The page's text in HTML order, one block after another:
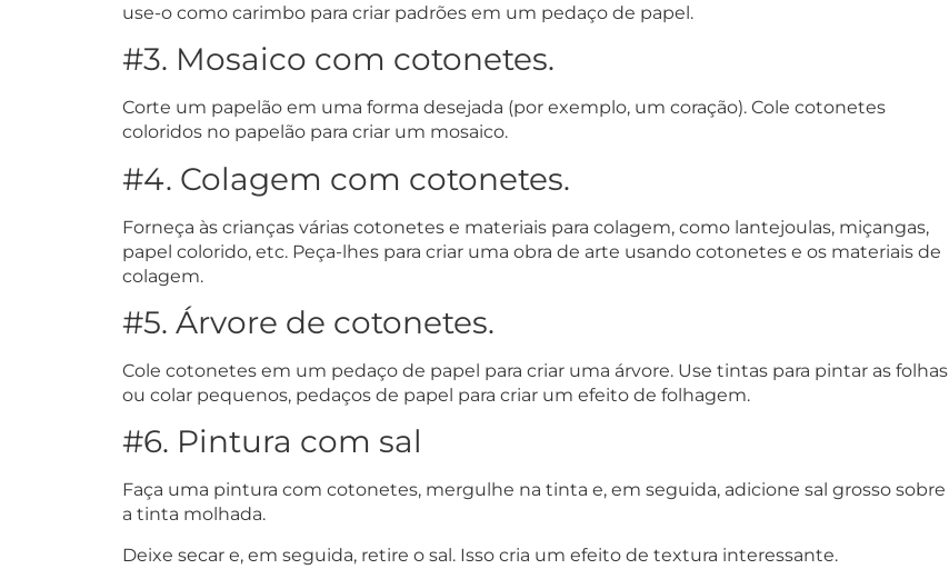
use-o como carimbo para criar padrões em um pedaço de papel.
#3. Mosaico com cotonetes.
Corte um papelão em uma forma desejada (por exemplo, um coração). Cole cotonetes
coloridos no papelão para criar um mosaico.
#4. Colagem com cotonetes.
Forneça às crianças várias cotonetes e materiais para colagem, como lantejoulas, miçangas,
papel colorido, etc. Peça-lhes para criar uma obra de arte usando cotonetes e os materiais de
colagem.
#5. Árvore de cotonetes.
Cole cotonetes em um pedaço de papel para criar uma árvore. Use tintas para pintar as folhas
ou colar pequenos, pedaços de papel para criar um efeito de folhagem.
#6. Pintura com sal
Faça uma pintura com cotonetes, mergulhe na tinta e, em seguida, adicione sal grosso sobre
a tinta molhada.
Deixe secar e, em seguida, retire o sal. Isso cria um efeito de textura interessante.